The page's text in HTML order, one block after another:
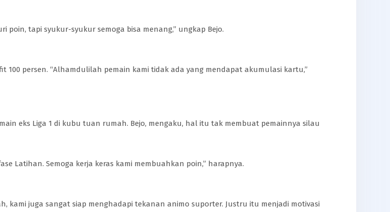
poin, tapi syukur-syukur semoga bisa menang,” ungkap Bejo.
100 persen. “Alhamdulilah pemain kami tidak ada yang mendapat akumulasi kartu,”
eks Liga 1 di kubu tuan rumah. Bejo, mengaku, hal itu tak membuat pemainnya silau
Latihan. Semoga kerja keras kami membuahkan poin,” harapnya.
juga sangat siap menghadapi tekanan animo suporter. Justru itu menjadi motivasi